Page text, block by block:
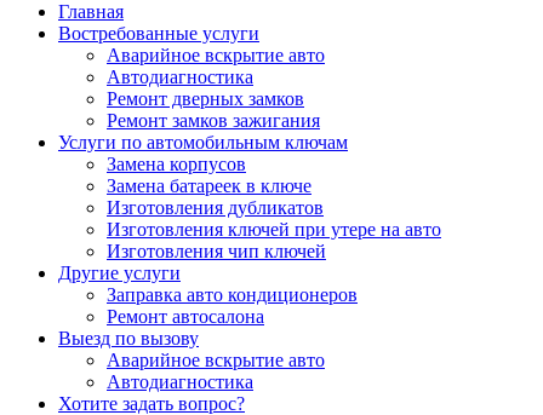
Главная
Востребованные услуги
Аварийное вскрытие авто
Автодиагностика
Ремонт дверных замков
Ремонт замков зажигания
Услуги по автомобильным ключам
Замена корпусов
Замена батареек в ключе
Изготовления дубликатов
Изготовления ключей при утере на авто
Изготовления чип ключей
Другие услуги
Заправка авто кондиционеров
Ремонт автосалона
Выезд по вызову
Аварийное вскрытие авто
Автодиагностика
Хотите задать вопрос?